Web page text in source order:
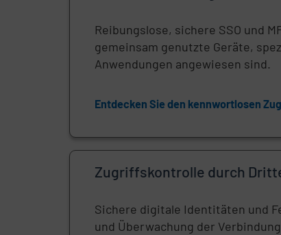
Reibungslose, sichere SSO und
gemeinsam genutzte Geräte,
Anwendungen angewiesen sind.
Entdecken Sie den kennwortlosen
Zugriffskontrolle durch
Sichere digitale Identitäten und
und Überwachung der